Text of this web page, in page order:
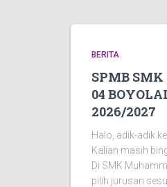
BERITA
SPMB
04
2026/2027
Halo, adik-adik
Kalian masih
Di SMK
pilih jurusan